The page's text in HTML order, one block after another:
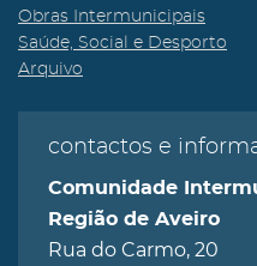
Obras Intermunicipais
Saúde, Social e Desporto
Arquivo
contactos e
Comunidade
Região de Aveiro
Rua do Carmo, 20